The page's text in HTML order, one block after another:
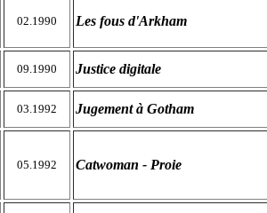
02.1990 Les fous d'Arkham
09.1990 Justice digitale
03.1992 Jugement à Gotham
05.1992 Catwoman - Proie